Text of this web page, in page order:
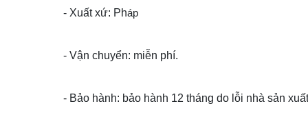
- Xuất xứ: Pháp
- Vận chuyển: miễn phí.
- Bảo hành: bảo hành 12 tháng do lỗi nhà sản